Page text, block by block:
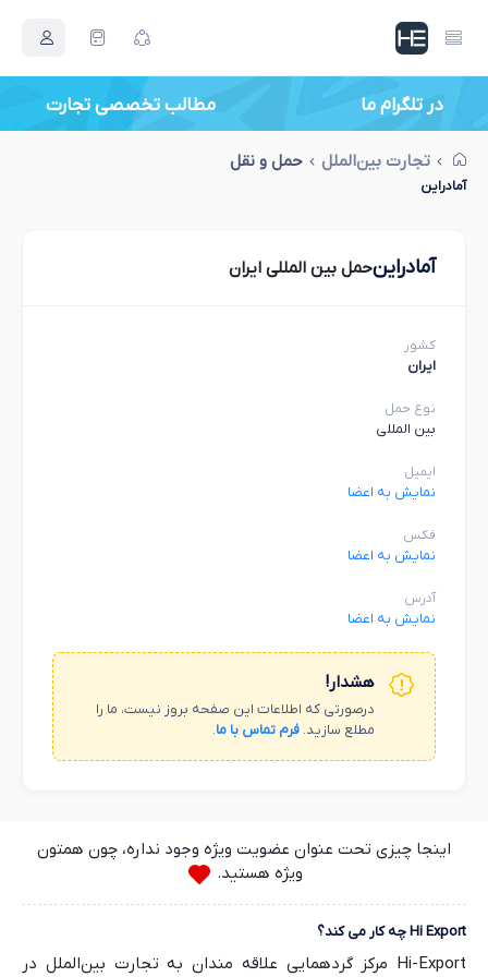
در تلگرام ما مطالب تخصصی تجارت
تجارت بین‌الملل حمل و نقل
آمادراین
آمادراینحمل بین المللی ایران
کشور
ایران
نوع حمل
بین المللی
ایمیل
نمایش به اعضا
فکس
نمایش به اعضا
آدرس
نمایش به اعضا
هشدار!
درصورتی که اطلاعات این صفحه بروز نیست، ما را
مطلع سازید. فرم تماس با ما.
اینجا چیزی تحت عنوان عضویت ویژه وجود نداره، چون همتون
ویژه هستید.
Hi Export چه کار می کند؟
Hi-Export مرکز گردهمایی علاقه مندان به تجارت بین‌الملل در